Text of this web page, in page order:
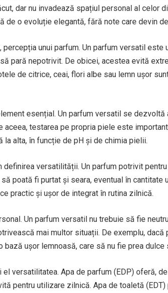
dar nu invadează spațiul personal al celor
de o evoluție elegantă, fără note care devin
unui parfum. Un parfum versatil este
pară nepotrivit. De obicei, acestea evită
de citrice, ceai, flori albe sau lemn ușor
esențial. Un parfum versatil se
testarea pe propria piele este
alta, în funcție de pH și de chimia pielii.
definirea versatilității. Un parfum potrivit
poată fi purtat și seara, eventual în cantitate
practic și ușor de integrat în rutina zilnică.
Un parfum versatil nu trebuie să fie
mai multor situații. De exemplu,
ușor lemnoasă, care să nu fie prea dulce
versatilitatea. Apa de parfum (EDP) oferă,
pentru utilizare zilnică. Apa de toaletă